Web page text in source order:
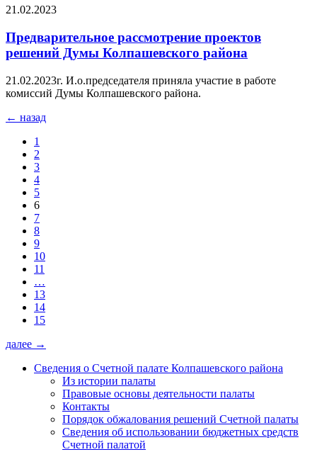
21.02.2023
Предварительное рассмотрение проектов
решений Думы Колпашевского района
21.02.2023г. И.о.председателя приняла участие в работе
комиссий Думы Колпашевского района.
← назад
1
2
3
4
5
6
7
8
9
10
11
…
13
14
15
далее →
Сведения о Счетной палате Колпашевского района
Из истории палаты
Правовые основы деятельности палаты
Контакты
Порядок обжалования решений Счетной палаты
Сведения об использовании бюджетных средств
Счетной палатой